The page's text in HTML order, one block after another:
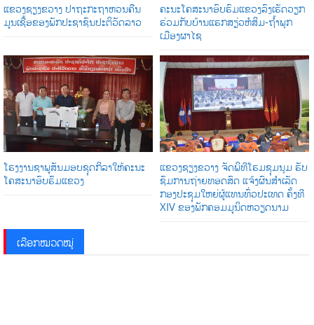
ແຂວງຊຽງຂວາງ ປາຖະກະຖາຫວນຄືນ
ມູນເຊື້ອຂອງພັກປະຊາຊົນປະຕິວັດລາວ
ຄະນະໂຄສະນາອົບຮົມແຂວງລົງເຮັດວຽກ
ຮ່ວມກັບບ້ານແຮກສຽ່ວຫໍສິມ-ຖໍ້າພຸກ
ເມືອງຜາໄຊ
ໂຮງງານຊາພູສັນມອບຊຸດກິລາໃຫ້ຄະນະ
ໂຄສະນາອົບຮົມແຂວງ
ແຂວງຊຽງຂວາງ ຈັດພິທີໂຮມຊຸມນຸມ ຮັບ
ຊົມການຖ່າຍທອດສົດ ແຈ້ງຜົນສໍາເລັດ
ກອງປະຊຸມໃຫຍ່ຜູ້ແທນທົ່ວປະເທດ ຄັ້ງທີ
XIV ຂອງພັກຄອມມູນິດຫວຽດນາມ
ເລືອກໝວດໝູ່